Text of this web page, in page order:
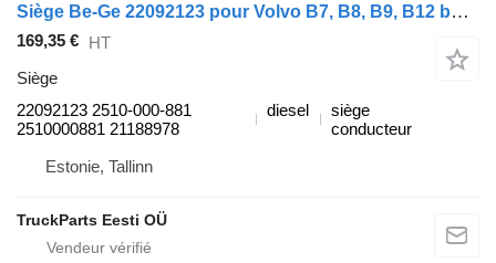
Siège Be-Ge 22092123 pour Volvo B7, B8, B9, B12 bus (2005-)
169,35 € HT
Siège
22092123 2510-000-881
2510000881 21188978
diesel
siège
conducteur
Estonie, Tallinn
TruckParts Eesti OÜ